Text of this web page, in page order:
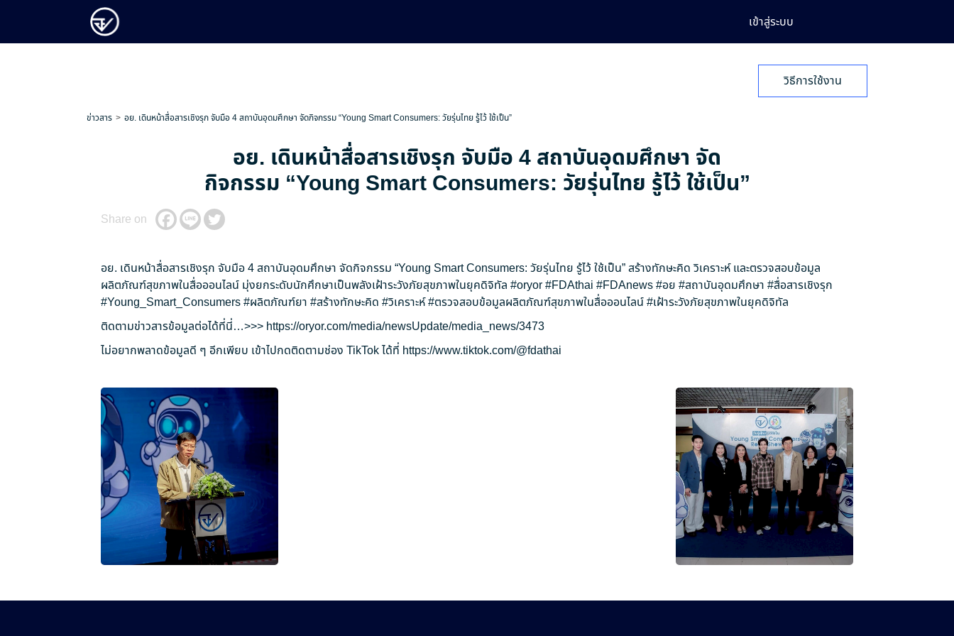
เข้าสู่ระบบ
วิธีการใช้งาน
ข่าวสาร อย. เดินหน้าสื่อสารเชิงรุก จับมือ 4 สถาบันอุดมศึกษา จัดกิจกรรม “Young Smart Consumers: วัยรุ่นไทย รู้ไว้ ใช้เป็น”
อย. เดินหน้าสื่อสารเชิงรุก จับมือ 4 สถาบันอุดมศึกษา จัด
กิจกรรม “Young Smart Consumers: วัยรุ่นไทย รู้ไว้ ใช้เป็น”
Share on
อย. เดินหน้าสื่อสารเชิงรุก จับมือ 4 สถาบันอุดมศึกษา จัดกิจกรรม “Young Smart Consumers: วัยรุ่นไทย รู้ไว้ ใช้เป็น” สร้างทักษะคิด วิเคราะห์ และตรวจสอบข้อมูล
ผลิตภัณฑ์สุขภาพในสื่อออนไลน์ มุ่งยกระดับนักศึกษาเป็นพลังเฝ้าระวังภัยสุขภาพในยุคดิจิทัล #oryor#FDAthai #FDAnews#อย #สถาบันอุดมศึกษา #สื่อสารเชิงรุก
#Young_Smart_Consumers#ผลิตภัณฑ์ยา #สร้างทักษะคิด #วิเคราะห์#ตรวจสอบข้อมูลผลิตภัณฑ์สุขภาพในสื่อออนไลน์#เฝ้าระวังภัยสุขภาพในยุคดิจิทัล
ติดตามข่าวสารข้อมูลต่อได้ที่นี่…>>> https://oryor.com/media/newsUpdate/media_news/3473
ไม่อยากพลาดข้อมูลดี ๆ อีกเพียบ เข้าไปกดติดตามช่อง TikTok ได้ที่ https://www.tiktok.com/@fdathai